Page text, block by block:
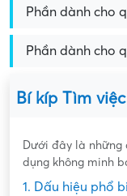
Phần dành cho
Phần dành cho
Bí kíp Tìm
Dưới đây là những
dụng không minh
1. Dấu hiệu phổ